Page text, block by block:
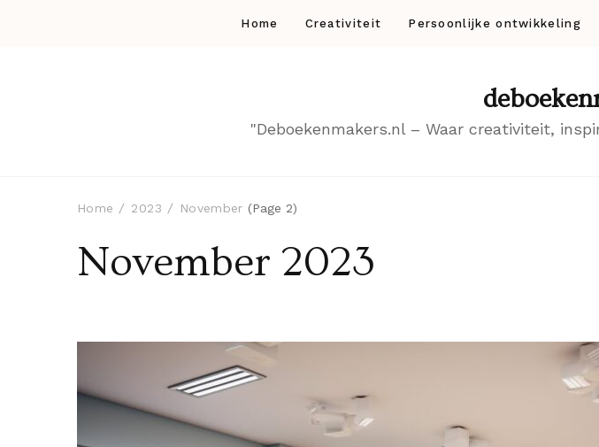
Home Creativiteit Persoonlijke ontwikkeling
"Deboekenmakers.nl – Waar creativiteit,
Home 2023 November (Page 2)
November 2023